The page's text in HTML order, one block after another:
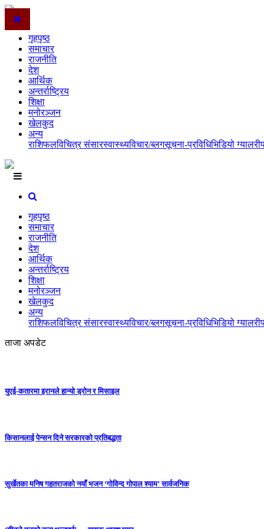
गृहपृष्ठ
समाचार
राजनीति
देश
आर्थिक
अन्तर्राष्ट्रिय
शिक्षा
मनोरञ्जन
खेलकुद
अन्य
राशिफलविचित्र संसारस्वास्थ्यविचार/ब्लगसूचना-प्रविधिभिडियो ग्यालरी
गृहपृष्ठ
समाचार
राजनीति
देश
आर्थिक
अन्तर्राष्ट्रिय
शिक्षा
मनोरञ्जन
खेलकुद
अन्य
राशिफलविचित्र संसारस्वास्थ्यविचार/ब्लगसूचना-प्रविधिभिडियो ग्यालरी
ताजा अपडेट
युएई-कतारमा इरानले हान्यो ड्रोन र मिसाइल
किसानलाई पेन्सन दिने सरकारको प्रतिबद्धता
सुर्खेतका मनिष गहतराजको नयाँ भजन ‘गोविन्द गोपाल श्याम’ सार्वजनिक